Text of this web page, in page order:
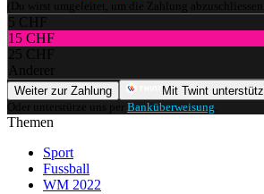
(Du wirst umgeleitet, um die Zahlung abzuschliessen.)
5 CHF
15 CHF
25 CHF
Anderer
Weiter zur Zahlung
Mit Twint
Oder unterstütze uns per Banküberweisung
Themen
Sport
Fussball
WM 2022